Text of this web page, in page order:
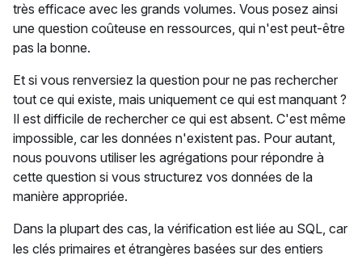
très efficace avec les grands volumes. Vous posez ainsi
une question coûteuse en ressources, qui n'est peut-être
pas la bonne.
Et si vous renversiez la question pour ne pas rechercher
tout ce qui existe, mais uniquement ce qui est manquant ?
Il est difficile de rechercher ce qui est absent. C'est même
impossible, car les données n'existent pas. Pour autant,
nous pouvons utiliser les agrégations pour répondre à
cette question si vous structurez vos données de la
manière appropriée.
Dans la plupart des cas, la vérification est liée au SQL, car
les clés primaires et étrangères basées sur des entiers